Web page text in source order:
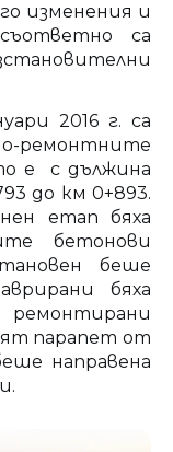
изменения и
са
2016 г. са
е с дължина
до км 0+893.
етап бяха
бетонови
беше
бяха
парапет от
направена